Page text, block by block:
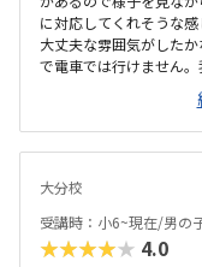
に対応してくれそうな
大丈夫な雰囲気がした
で電車では行けません
ス停からは10分ほど歩
なりコンパクトなスペ
でした。思っていたよ
なかったので調べたい
大分校
受講時：小6~現在/男の
★★★★★ 4.0